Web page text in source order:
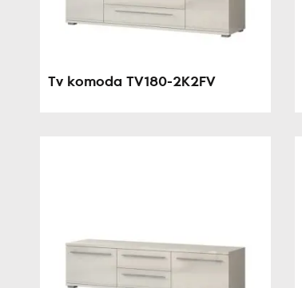
Tv komoda TV180-2K2FV